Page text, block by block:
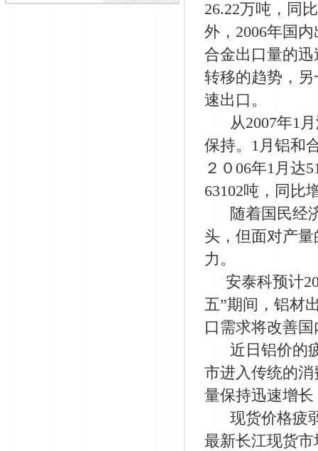
26.22万吨，同
外，2006年国
合金出口量的
转移的趋势，
速出口。
从2007年1月
保持。1月铝和
２０06年1月达
63102吨，同比
随着国民经济
头，但面对产
力。
安泰科预计
五”期间，铝材
口需求将改善
近日铝价的疲
市进入传统的
量保持迅速增
现货价格疲弱
最新长江现货